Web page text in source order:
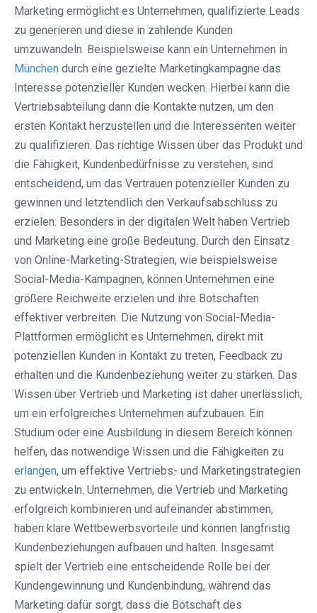
Marketing ermöglicht es Unternehmen, qualifizierte Leads
zu generieren und diese in zahlende Kunden
umzuwandeln. Beispielsweise kann ein Unternehmen in
München durch eine gezielte Marketingkampagne das
Interesse potenzieller Kunden wecken. Hierbei kann die
Vertriebsabteilung dann die Kontakte nutzen, um den
ersten Kontakt herzustellen und die Interessenten weiter
zu qualifizieren. Das richtige Wissen über das Produkt und
die Fähigkeit, Kundenbedürfnisse zu verstehen, sind
entscheidend, um das Vertrauen potenzieller Kunden zu
gewinnen und letztendlich den Verkaufsabschluss zu
erzielen. Besonders in der digitalen Welt haben Vertrieb
und Marketing eine große Bedeutung. Durch den Einsatz
von Online-Marketing-Strategien, wie beispielsweise
Social-Media-Kampagnen, können Unternehmen eine
größere Reichweite erzielen und ihre Botschaften
effektiver verbreiten. Die Nutzung von Social-Media-
Plattformen ermöglicht es Unternehmen, direkt mit
potenziellen Kunden in Kontakt zu treten, Feedback zu
erhalten und die Kundenbeziehung weiter zu stärken. Das
Wissen über Vertrieb und Marketing ist daher unerlässlich,
um ein erfolgreiches Unternehmen aufzubauen. Ein
Studium oder eine Ausbildung in diesem Bereich können
helfen, das notwendige Wissen und die Fähigkeiten zu
erlangen, um effektive Vertriebs- und Marketingstrategien
zu entwickeln. Unternehmen, die Vertrieb und Marketing
erfolgreich kombinieren und aufeinander abstimmen,
haben klare Wettbewerbsvorteile und können langfristig
Kundenbeziehungen aufbauen und halten. Insgesamt
spielt der Vertrieb eine entscheidende Rolle bei der
Kundengewinnung und Kundenbindung, während das
Marketing dafür sorgt, dass die Botschaft des